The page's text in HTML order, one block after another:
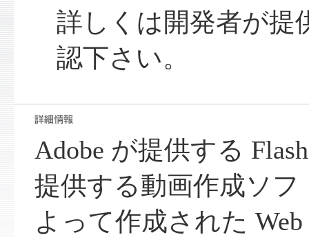
詳しくは開発者が提
認下さい。
Adobe が提供する
提供する動画作成ソフ
よって作成された